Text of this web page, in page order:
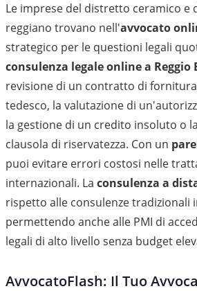
Le imprese del distretto ceramico e
reggiano trovano nell'avvocato
strategico per le questioni legali
consulenza legale online a Reggio
revisione di un contratto di
tedesco, la valutazione di
la gestione di un credito insoluto o
clausola di riservatezza. Con un
puoi evitare errori costosi nelle
internazionali. La consulenza a
rispetto alle consulenze tradizionali
permettendo anche alle PMI di
legali di alto livello senza budget
AvvocatoFlash: Il Tuo